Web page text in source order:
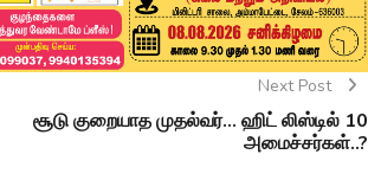
Next Post
சூடு குறையாத முதல்வர்... ஹிட் லிஸ்டில் 10
அமைச்சர்கள்..?